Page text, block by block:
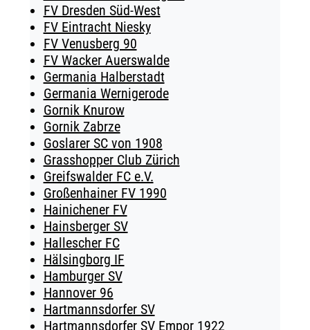
FV Dresden Süd-West
FV Eintracht Niesky
FV Venusberg 90
FV Wacker Auerswalde
Germania Halberstadt
Germania Wernigerode
Gornik Knurow
Gornik Zabrze
Goslarer SC von 1908
Grasshopper Club Zürich
Greifswalder FC e.V.
Großenhainer FV 1990
Hainichener FV
Hainsberger SV
Hallescher FC
Hälsingborg IF
Hamburger SV
Hannover 96
Hartmannsdorfer SV
Hartmannsdorfer SV Empor 1922